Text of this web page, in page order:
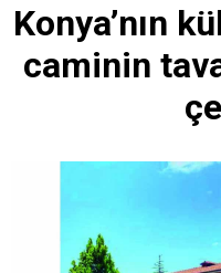
Konya’nın
caminin